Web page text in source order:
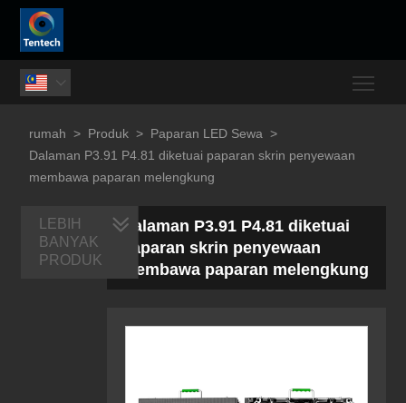

rumah > Produk > Paparan LED Sewa >
Dalaman P3.91 P4.81 diketuai paparan skrin penyewaan
membawa paparan melengkung
Dalaman P3.91 P4.81 diketuai
paparan skrin penyewaan
membawa paparan melengkung
LEBIH
BANYAK
PRODUK